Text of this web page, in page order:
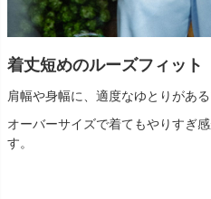
着丈短めのルーズフィット
肩幅や身幅に、適度なゆとりがある
オーバーサイズで着てもやりすぎ
す。